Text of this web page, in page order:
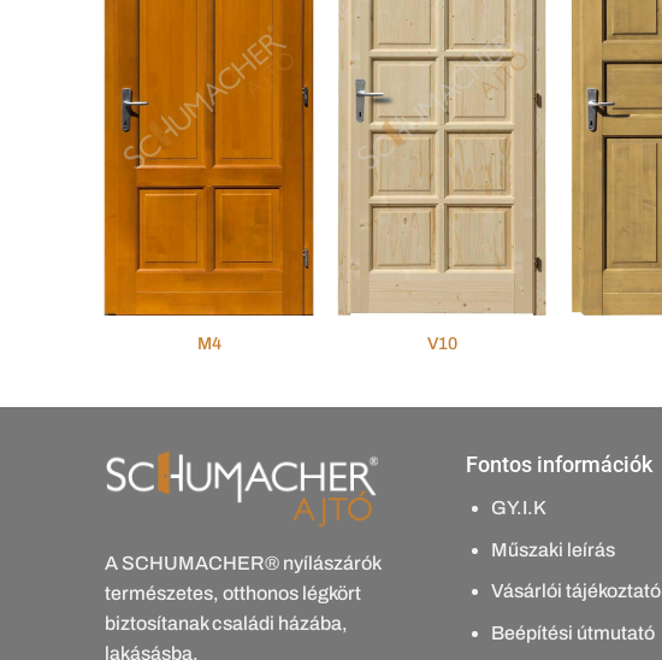
M4 V10
A SCHUMACHER® nyílászárók
természetes, otthonos légkört
biztosítanak családi házába,
lakásásba.
Fontos információk
GY.I.K
Műszaki leírás
Vásárlói tájékoztató
Beépítési útmutató